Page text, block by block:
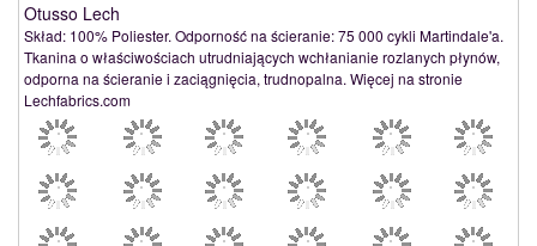
Otusso Lech
Skład: 100% Poliester. Odporność na ścieranie: 75 000 cykli Martindale'a.
Tkanina o właściwościach utrudniających wchłanianie rozlanych płynów,
odporna na ścieranie i zaciągnięcia, trudnopalna. Więcej na stronie
Lechfabrics.com